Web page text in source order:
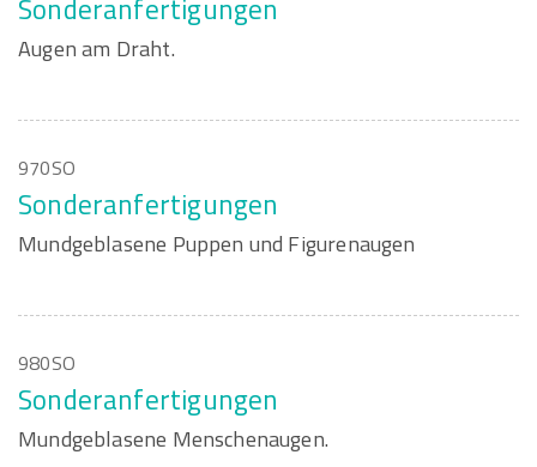
Sonderanfertigungen
Augen am Draht.
970SO
Sonderanfertigungen
Mundgeblasene Puppen und Figurenaugen
980SO
Sonderanfertigungen
Mundgeblasene Menschenaugen.